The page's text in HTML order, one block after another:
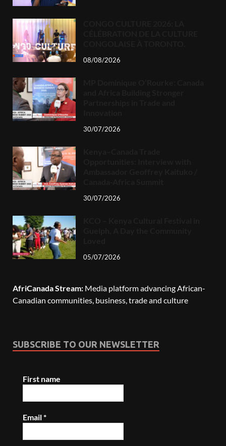
08/08/2026
30/07/2026
30/07/2026
05/07/2026
AfriCanada Stream: Media platform advancing African-
Canadian communities, business, trade and culture
SUBSCRIBE TO OUR NEWSLETTER
First name
Email*